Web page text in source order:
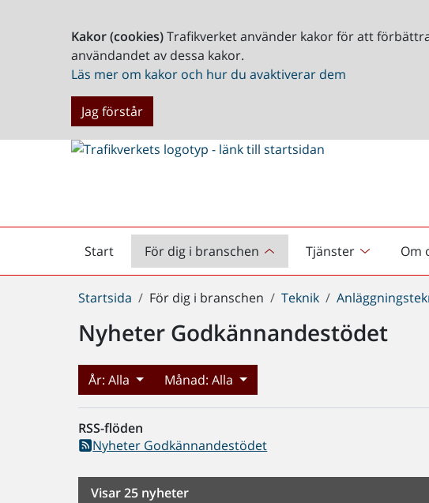
Kakor (cookies)Trafikverket använder kakor för att
användandet av dessa kakor.
Läs mer om kakor och hur du avaktiverar dem
Jag förstår
Start
Startsida För dig i branschen Tjänster Om
Du
här:
Startsida För dig i branschen Teknik
Nyheter Godkännandestödet
År:Alla Månad: Alla
RSS-flöden
Nyheter Godkännandestödet
Visar 25 nyheter